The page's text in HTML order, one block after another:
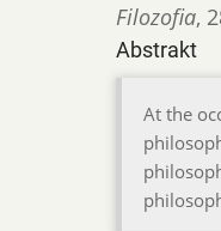
Filozofia,
Abstrakt
At the